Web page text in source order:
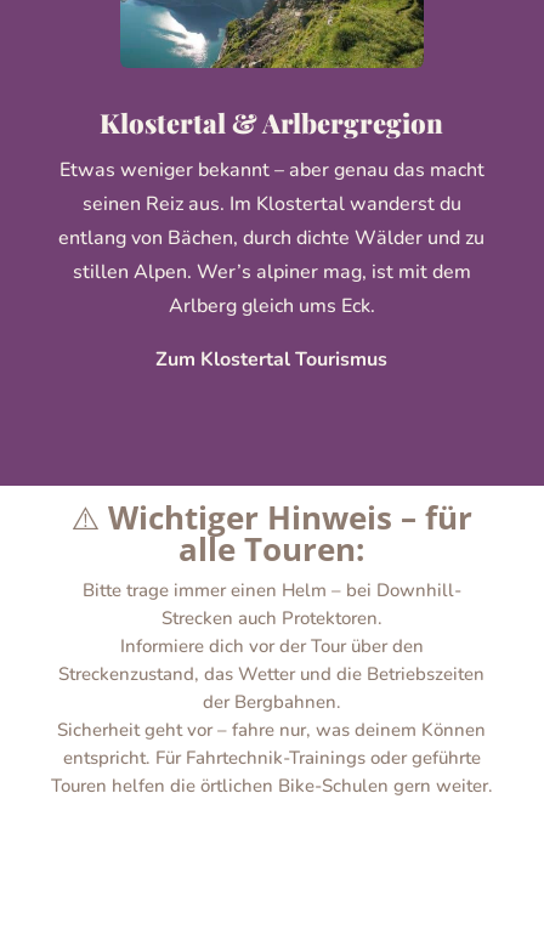
Klostertal & Arlbergregion
Etwas weniger bekannt – aber genau das macht
seinen Reiz aus. Im Klostertal wanderst du
entlang von Bächen, durch dichte Wälder und zu
stillen Alpen. Wer’s alpiner mag, ist mit dem
Arlberg gleich ums Eck.
Zum Klostertal Tourismus
⚠️Wichtiger Hinweis – für
alle Touren:
Bitte trage immer einen Helm – bei Downhill-
Strecken auch Protektoren.
Informiere dich vor der Tour über den
Streckenzustand, das Wetter und die Betriebszeiten
der Bergbahnen.
Sicherheit geht vor – fahre nur, was deinem Können
entspricht. Für Fahrtechnik-Trainings oder geführte
Touren helfen die örtlichen Bike-Schulen gern weiter.